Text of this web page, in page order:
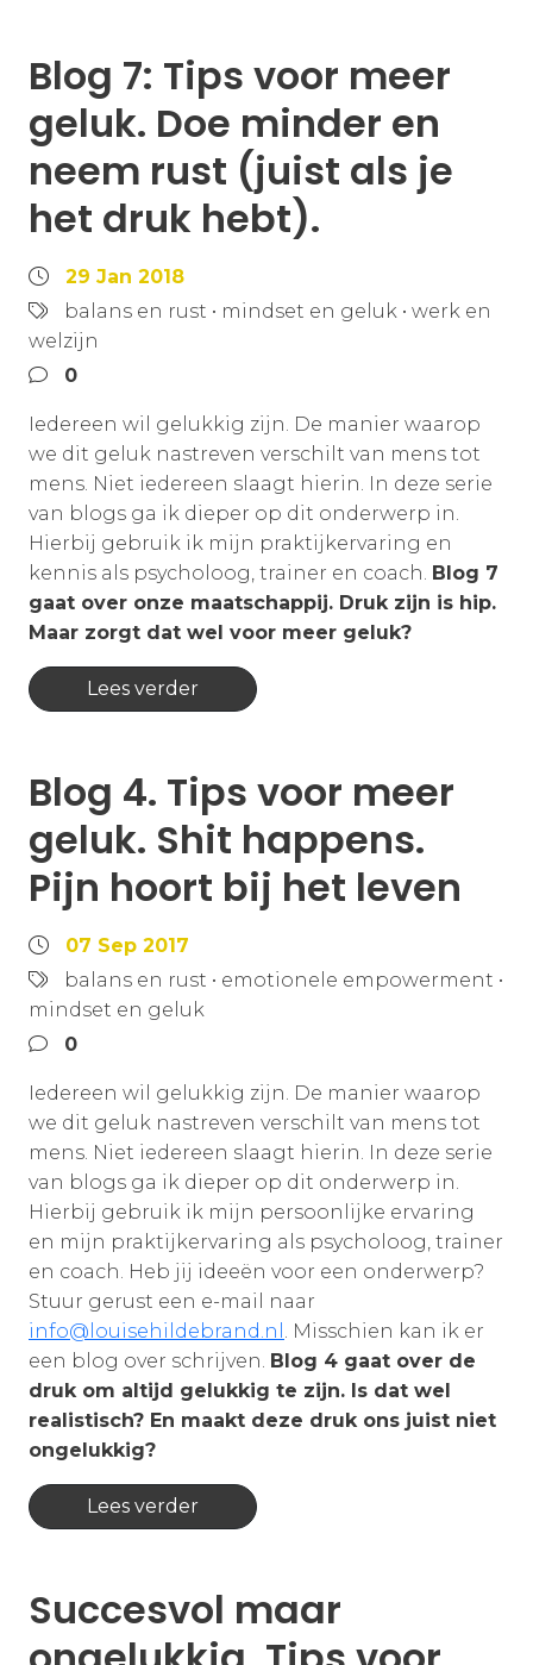
Blog 7: Tips voor meer
geluk. Doe minder en
neem rust (juist als je
het druk hebt).
29 Jan 2018
balans en rust • mindset en geluk • werk en
welzijn
0
Iedereen wil gelukkig zijn. De manier waarop
we dit geluk nastreven verschilt van mens tot
mens. Niet iedereen slaagt hierin. In deze serie
van blogs ga ik dieper op dit onderwerp in.
Hierbij gebruik ik mijn praktijkervaring en
kennis als psycholoog, trainer en coach. Blog 7
gaat over onze maatschappij. Druk zijn is hip.
Maar zorgt dat wel voor meer geluk?
Lees verder
Blog 4. Tips voor meer
geluk. Shit happens.
Pijn hoort bij het leven
07 Sep 2017
balans en rust • emotionele empowerment •
mindset en geluk
0
Iedereen wil gelukkig zijn. De manier waarop
we dit geluk nastreven verschilt van mens tot
mens. Niet iedereen slaagt hierin. In deze serie
van blogs ga ik dieper op dit onderwerp in.
Hierbij gebruik ik mijn persoonlijke ervaring
en mijn praktijkervaring als psycholoog, trainer
en coach. Heb jij ideeën voor een onderwerp?
Stuur gerust een e-mail naar
info@louisehildebrand.nl
. Misschien kan ik er
een blog over schrijven. Blog 4 gaat over de
druk om altijd gelukkig te zijn. Is dat wel
realistisch? En maakt deze druk ons juist niet
ongelukkig?
Lees verder
Succesvol maar